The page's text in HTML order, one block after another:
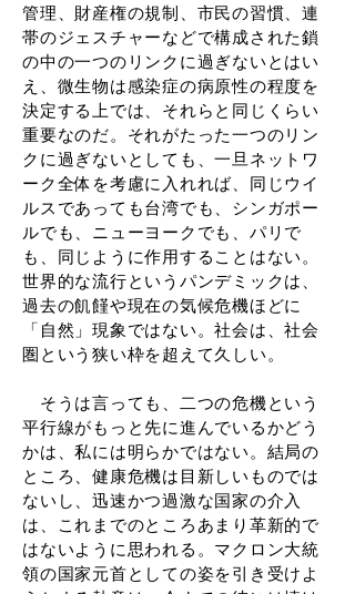
管理、財産権の規制、市民の習慣、連
帯のジェスチャーなどで構成された鎖
の中の一つのリンクに過ぎないとはい
え、微生物は感染症の病原性の程度を
決定する上では、それらと同じくらい
重要なのだ。それがたった一つのリン
クに過ぎないとしても、一旦ネットワ
ーク全体を考慮に入れれば、同じウイ
ルスであっても台湾でも、シンガポー
ルでも、ニューヨークでも、パリで
も、同じように作用することはない。
世界的な流行というパンデミックは、
過去の飢饉や現在の気候危機ほどに
「自然」現象ではない。社会は、社会
圏という狭い枠を超えて久しい。
そうは言っても、二つの危機という
平行線がもっと先に進んでいるかどう
かは、私には明らかではない。結局の
ところ、健康危機は目新しいものでは
ないし、迅速かつ過激な国家の介入
は、これまでのところあまり革新的で
はないように思われる。マクロン大統
領の国家元首としての姿を引き受けよ